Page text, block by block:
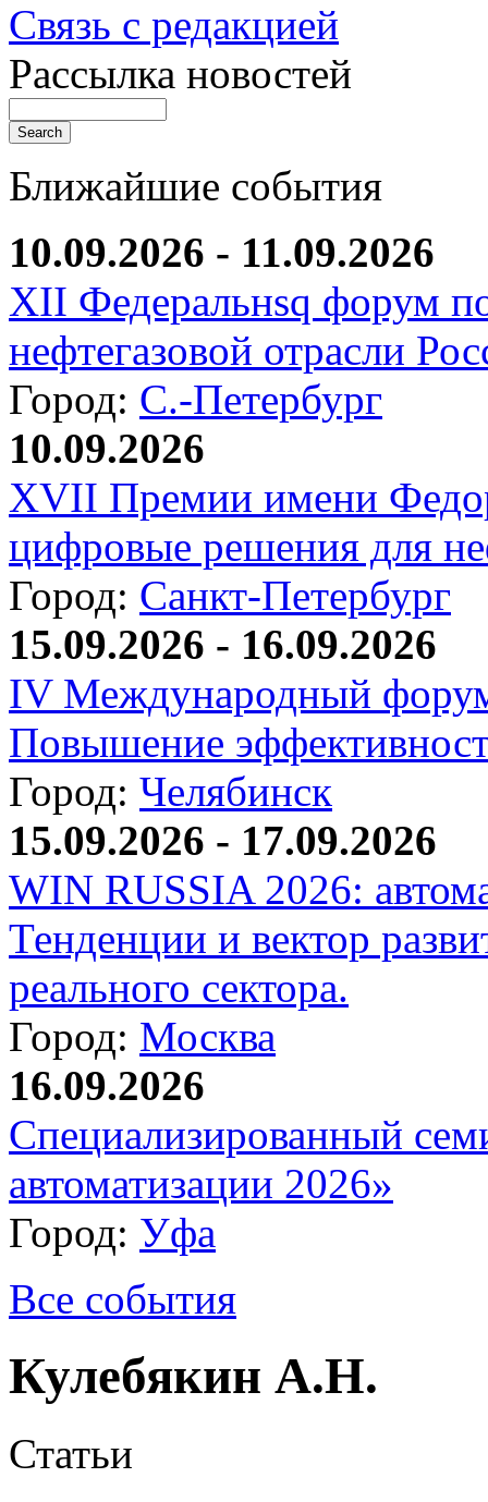
Связь с редакцией
Рассылка новостей
Ближайшие события
10.09.2026 - 11.09.2026
XII Федеральнsq форум
нефтегазовой отрасли
Город: С.-Петербург
10.09.2026
XVII Премии имени
цифровые решения для
Город: Санкт-Петербург
15.09.2026 - 16.09.2026
IV Международный
Повышение
Город: Челябинск
15.09.2026 - 17.09.2026
WIN RUSSIA 2026:
Тенденции и вектор
реального сектора.
Город: Москва
16.09.2026
Специализированный
автоматизации 2026»
Город: Уфа
Все события
Кулебякин А.Н.
Статьи